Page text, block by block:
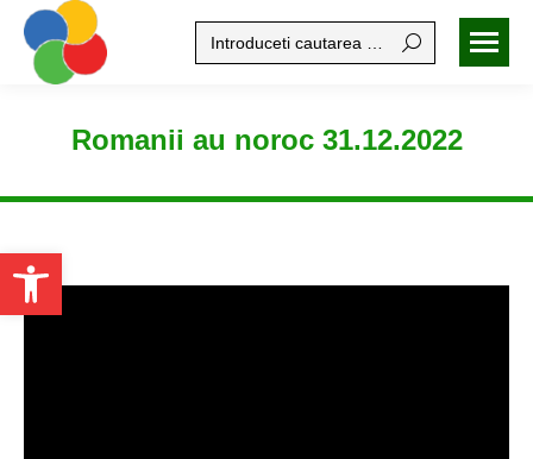
Open toolbar
Search:
Romanii au noroc 31.12.2022